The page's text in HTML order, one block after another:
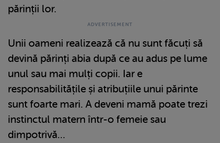
părinții lor.
Unii oameni realizează că nu sunt făcuți să
devină părinți abia după ce au adus pe lume
unul sau mai mulți copii. Iar e
responsabilitățile și atribuțiile unui părinte
sunt foarte mari. A deveni mamă poate trezi
instinctul matern într-o femeie sau
dimpotrivă…